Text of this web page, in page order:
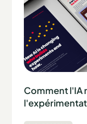
Comment l'IA